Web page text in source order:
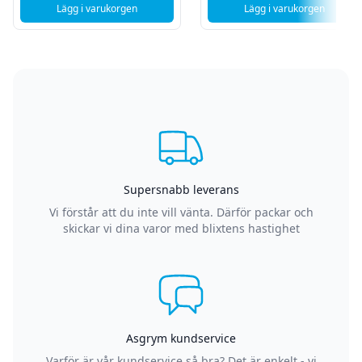
Lägg i varukorgen, Deltaco Batterier AAA alkaline - 40 packLägg i varukorgen
, Deltaco
Supersnabb leverans
Vi förstår att du inte vill vänta. Därför packar och
skickar vi dina varor med blixtens hastighet
Asgrym kundservice